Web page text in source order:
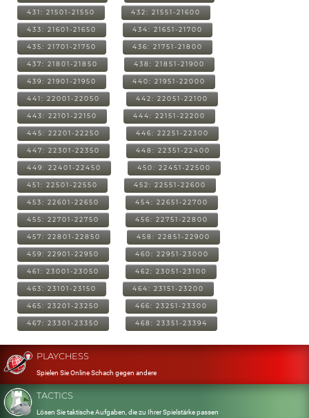
431: 21501-21550 432: 21551-21600
433: 21601-21650 434: 21651-21700
435: 21701-21750 436: 21751-21800
437: 21801-21850 438: 21851-21900
439: 21901-21950 440: 21951-22000
441: 22001-22050 442: 22051-22100
443: 22101-22150 444: 22151-22200
445: 22201-22250 446: 22251-22300
447: 22301-22350 448: 22351-22400
449: 22401-22450 450: 22451-22500
451: 22501-22550 452: 22551-22600
453: 22601-22650 454: 22651-22700
455: 22701-22750 456: 22751-22800
457: 22801-22850 458: 22851-22900
459: 22901-22950 460: 22951-23000
461: 23001-23050 462: 23051-23100
463: 23101-23150 464: 23151-23200
465: 23201-23250 466: 23251-23300
467: 23301-23350 468: 23351-23394
PLAYCHESS
Spielen Sie Online Schach gegen andere
TACTICS
Lösen Sie taktische Aufgaben, die zu Ihrer Spielstärke passen